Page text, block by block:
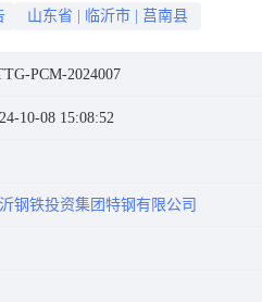
山东省 临沂市 莒南县
PCM-2024007
10-08 15:08:52
沂钢铁投资集团特钢有限公司